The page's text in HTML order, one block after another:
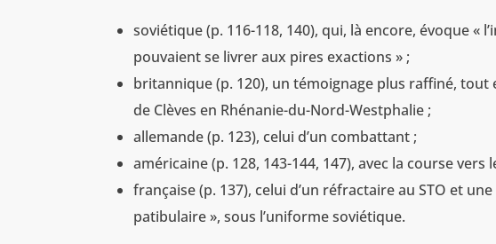
soviétique (p. 116-118, 140), qui, là encore, évoque «
pouvaient se livrer aux pires exactions » ;
britannique (p. 120), un témoignage plus raffiné, tout
de Clèves en Rhénanie-du-Nord-Westphalie ;
allemande (p. 123), celui d’un combattant ;
américaine (p. 128, 143-144, 147), avec la course vers
française (p. 137), celui d’un réfractaire au STO et
patibulaire », sous l’uniforme soviétique.